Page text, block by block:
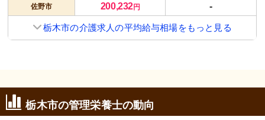
佐野市 200,232円 -
栃木市の介護求人の平均給与相場をもっと見る
栃木市の管理栄養士の動向